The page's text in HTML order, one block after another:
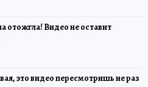
отожгла! Видео не оставит
это видео пересмотришь не раз